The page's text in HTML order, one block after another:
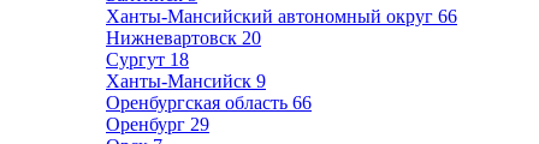
Ханты-Мансийский автономный округ 66
Нижневартовск 20
Сургут 18
Ханты-Мансийск 9
Оренбургская область 66
Оренбург 29